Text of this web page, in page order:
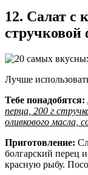
12. Салат с
стручковой
Лучше
Тебе понадобятся:
перца, 200 г
оливкового масла,
Приготовление:
болгарский перец
красную рыбу.